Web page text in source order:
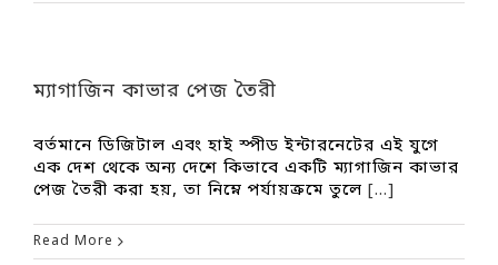
ম্যাগাজিন কাভার পেজ তৈরী
বর্তমানে ডিজিটাল এবং হাই স্পীড ইন্টারনেটের এই যুগে
এক দেশ থেকে অন্য দেশে কিভাবে একটি ম্যাগাজিন কাভার
পেজ তৈরী করা হয়, তা নিম্নে পর্যায়ক্রমে তুলে [...]
Read More